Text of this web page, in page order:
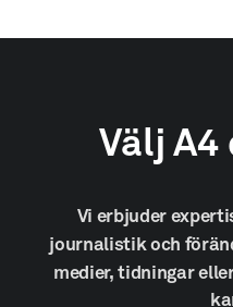
Välj A4
Vi erbjuder
journalistik och
medier, tidningar